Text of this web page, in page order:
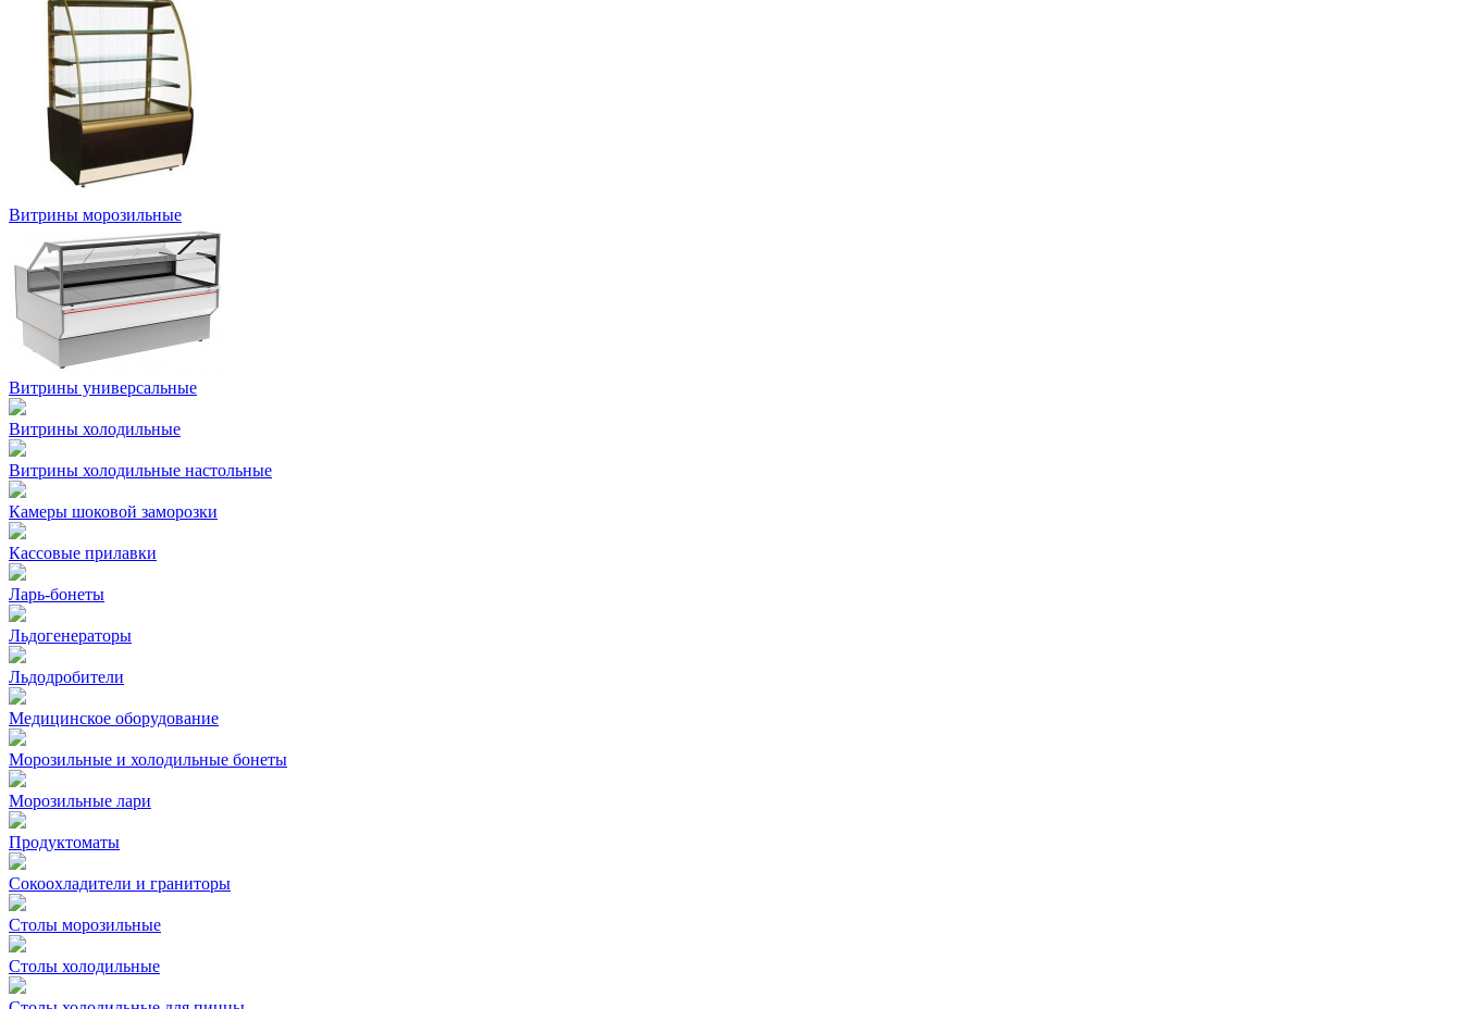
Витрины морозильные
Витрины универсальные
Витрины холодильные
Витрины холодильные настольные
Камеры шоковой заморозки
Кассовые прилавки
Ларь-бонеты
Льдогенераторы
Льдодробители
Медицинское оборудование
Морозильные и холодильные бонеты
Морозильные лари
Продуктоматы
Сокоохладители и граниторы
Столы морозильные
Столы холодильные